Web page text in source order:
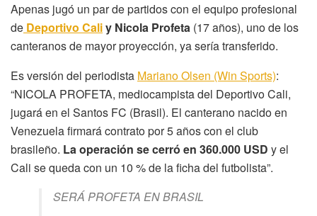
Apenas jugó un par de partidos con el equipo profesional
de Deportivo Caliy Nicola Profeta (17 años), uno de los
canteranos de mayor proyección, ya sería transferido.
Es versión del periodista Mariano Olsen (Win Sports):
“NICOLA PROFETA, mediocampista del Deportivo Cali,
jugará en el Santos FC (Brasil). El canterano nacido en
Venezuela firmará contrato por 5 años con el club
brasileño. La operación se cerró en 360.000 USD y el
Cali se queda con un 10 % de la ficha del futbolista”.
SERÁ PROFETA EN BRASIL